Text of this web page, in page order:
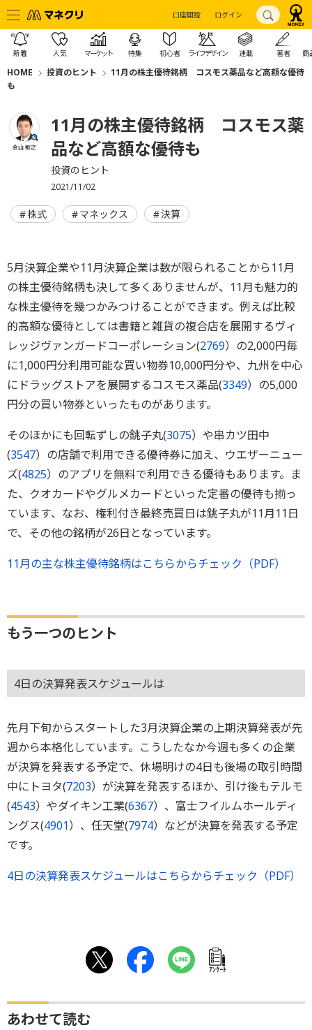
口座開設 ログイン
新着 人気 マーケット 特集 初心者 ライフデザイン 連載 著者 商
HOME 投資のヒント
11月の株主優待銘柄 コスモス薬品など高額な優待
も
金山 敏之
11月の株主優待銘柄 コスモス薬
品など高額な優待も
投資のヒント
2021/11/02
株式 マネックス 決算
5月決算企業や11月決算企業は数が限られることから11月
の株主優待銘柄も決して多くありませんが、11月も魅力的
な株主優待を幾つかみつけることができます。例えば比較
的高額な優待としては書籍と雑貨の複合店を展開するヴィ
レッジヴァンガードコーポレーション(2769）の2,000円毎
に1,000円分利用可能な買い物券10,000円分や、九州を中心
にドラッグストアを展開するコスモス薬品(3349）の5,000
円分の買い物券といったものがあります。
そのほかにも回転ずしの銚子丸(3075）や串カツ田中
(3547）の店舗で利用できる優待券に加え、ウエザーニュー
ズ(4825）のアプリを無料で利用できる優待もあります。ま
た、クオカードやグルメカードといった定番の優待も揃っ
ています、なお、権利付き最終売買日は銚子丸が11月11日
で、その他の銘柄が26日となっています。
11月の主な株主優待銘柄はこちらからチェック（PDF）
もう一つのヒント
4日の決算発表スケジュールは
先月下旬からスタートした3月決算企業の上期決算発表が先
週から本格化しています。こうしたなか今週も多くの企業
が決算を発表する予定で、休場明けの4日も後場の取引時間
中にトヨタ(7203）が決算を発表するほか、引け後もテルモ
(4543）やダイキン工業(6367）、富士フイルムホールディ
ングス(4901）、任天堂(7974）などが決算を発表する予定
です。
4日の決算発表スケジュールはこちらからチェック（PDF）
ｱﾝｹｰﾄ
あわせて読む